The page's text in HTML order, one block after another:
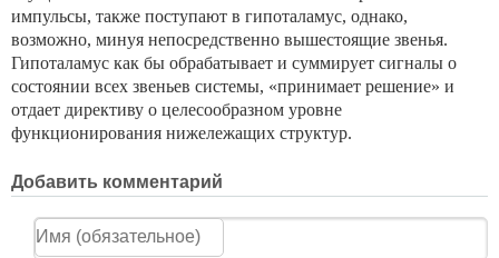
импульсы, также поступают в гипоталамус, однако,
возможно, минуя непосредственно вышестоящие звенья.
Гипоталамус как бы обрабатывает и суммирует сигналы о
состоянии всех звеньев системы, «принимает решение» и
отдает директиву о целесообразном уровне
функционирования нижележащих структур.
Добавить комментарий